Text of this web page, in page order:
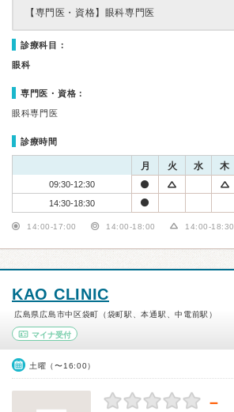
【専門医・資格】 眼科専門医
診療科目：
眼科
専門医・資格：
眼科専門医
診療時間
月 火 水 木
09:30-12:30
14:30-18:30
14:00-17:00 14:00-18:00 14:00-18:30
KAO CLINIC
広島県広島市中区袋町（袋町駅、本通駅、中電前駅）
マイナ受付
土曜（〜16:00）
－